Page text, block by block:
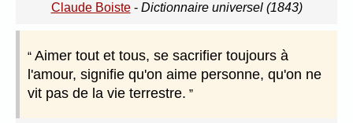
Claude Boiste- Dictionnaire universel (1843)
Aimer tout et tous, se sacrifier toujours à
l'amour, signifie qu'on aime personne, qu'on ne
vit pas de la vie terrestre.